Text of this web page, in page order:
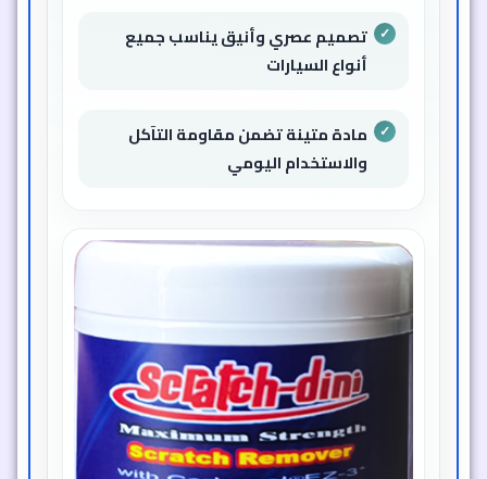
تصميم عصري وأنيق يناسب جميع
أنواع السيارات
مادة متينة تضمن مقاومة التآكل
والاستخدام اليومي